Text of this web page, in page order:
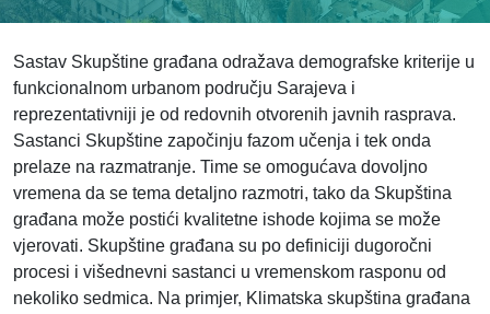
Sastav Skupštine građana odražava demografske kriterije u
funkcionalnom urbanom području Sarajeva i
reprezentativniji je od redovnih otvorenih javnih rasprava.
Sastanci Skupštine započinju fazom učenja i tek onda
prelaze na razmatranje. Time se omogućava dovoljno
vremena da se tema detaljno razmotri, tako da Skupština
građana može postići kvalitetne ishode kojima se može
vjerovati. Skupštine građana su po definiciji dugoročni
procesi i višednevni sastanci u vremenskom rasponu od
nekoliko sedmica. Na primjer, Klimatska skupština građana